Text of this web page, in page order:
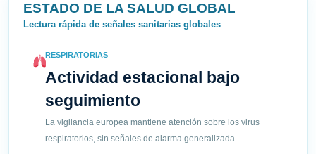
ESTADO DE LA SALUD GLOBAL
Lectura rápida de señales sanitarias globales
RESPIRATORIAS
Actividad estacional bajo
seguimiento
La vigilancia europea mantiene atención sobre los virus
respiratorios, sin señales de alarma generalizada.